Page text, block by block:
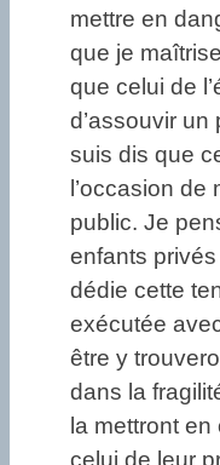
mettre en
que je
que celui de
d’assouvir un
suis dis que
l’occasion de
public. Je
enfants
dédie cette
exécutée
être y
dans la
la mettront
celui de leur